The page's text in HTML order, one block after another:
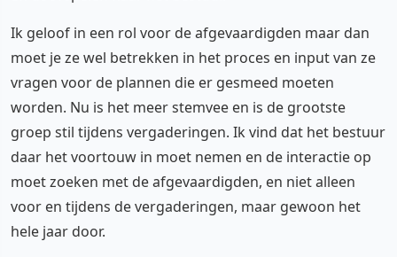
Ik geloof in een rol voor de afgevaardigden maar dan
moet je ze wel betrekken in het proces en input van ze
vragen voor de plannen die er gesmeed moeten
worden. Nu is het meer stemvee en is de grootste
groep stil tijdens vergaderingen. Ik vind dat het bestuur
daar het voortouw in moet nemen en de interactie op
moet zoeken met de afgevaardigden, en niet alleen
voor en tijdens de vergaderingen, maar gewoon het
hele jaar door.